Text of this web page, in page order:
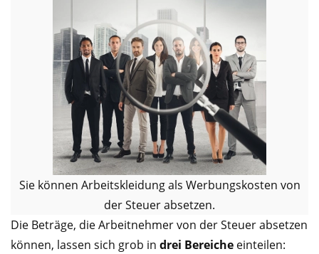
Sie können Arbeitskleidung als Werbungskosten von
der Steuer absetzen.
Die Beträge, die Arbeitnehmer von der Steuer absetzen
können, lassen sich grob in drei Bereiche einteilen: